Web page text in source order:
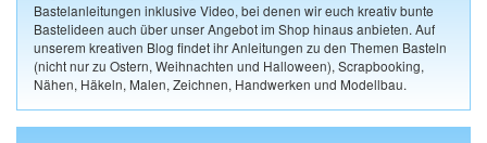
Bastelanleitungen inklusive Video, bei denen wir euch kreativ bunte
Bastelideen auch über unser Angebot im Shop hinaus anbieten. Auf
unserem kreativen Blog findet ihr Anleitungen zu den Themen Basteln
(nicht nur zu Ostern, Weihnachten und Halloween), Scrapbooking,
Nähen, Häkeln, Malen, Zeichnen, Handwerken und Modellbau.